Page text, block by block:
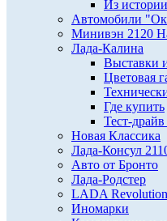
Из
Автомобили
Минивэн 2120
Лада-Калина
Выставки
Цветовая
Где купить
Тест-
Новая Классика
Лада-Консул
Авто от Бронто
Лада-Родстер
LADA Revolution
Иномарки